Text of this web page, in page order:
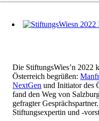
Die StiftungsWies’n 2022
Österreich begrüßen:
NextGen und Initiator des
fand den Weg von
gefragter
Stiftungsexpertin und -